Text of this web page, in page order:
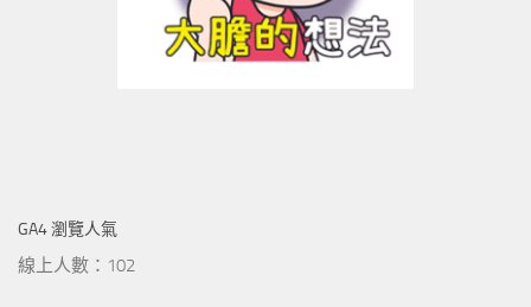
GA4 瀏覽人氣
線上人數：102